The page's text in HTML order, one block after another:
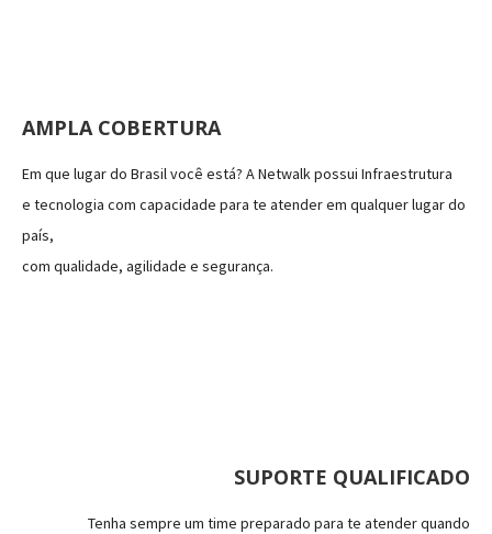
AMPLA COBERTURA
Em que lugar do Brasil você está? A Netwalk possui Infraestrutura
e tecnologia com capacidade para te atender em qualquer lugar do
país,
com qualidade, agilidade e segurança.
SUPORTE QUALIFICADO
Tenha sempre um time preparado para te atender quando